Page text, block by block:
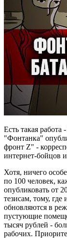
Есть такая работа
"Фонтанка"
фронт Z" -
интернет-бойцов
Хотя, ничего
по 100 человек,
опубликовать от
тезисам, тому,
обновляются в
пустующие
тысяч рублей -
рабочих.